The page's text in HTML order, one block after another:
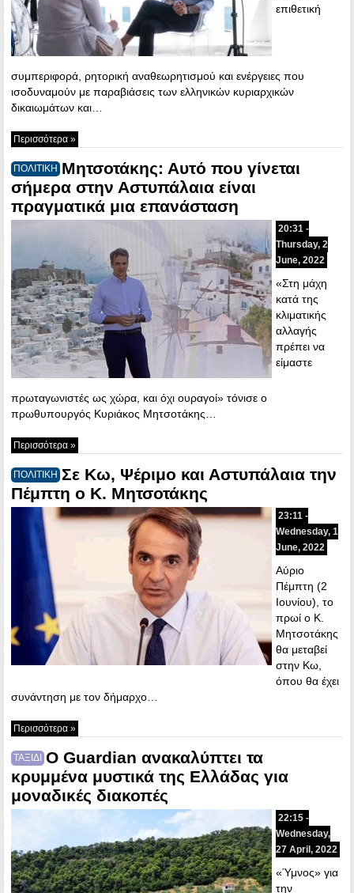
επιθετική
συμπεριφορά, ρητορική αναθεωρητισμού και ενέργειες που
ισοδυναμούν με παραβιάσεις των ελληνικών κυριαρχικών
δικαιωμάτων και…
Περισσότερα »
ΠΟΛΙΤΙΚΗ Μητσοτάκης: Αυτό που γίνεται
σήμερα στην Αστυπάλαια είναι
πραγματικά μια επανάσταση
20:31 -
Thursday, 2
June, 2022
«Στη μάχη
κατά της
κλιματικής
αλλαγής
πρέπει να
είμαστε
πρωταγωνιστές ως χώρα, και όχι ουραγοί» τόνισε ο
πρωθυπουργός Κυριάκος Μητσοτάκης…
Περισσότερα »
ΠΟΛΙΤΙΚΗ Σε Κω, Ψέριμο και Αστυπάλαια την
Πέμπτη ο Κ. Μητσοτάκης
23:11 -
Wednesday, 1
June, 2022
Αύριο
Πέμπτη (2
Ιουνίου), το
πρωί ο Κ.
Μητσοτάκης
θα μεταβεί
στην Κω,
όπου θα έχει
συνάντηση με τον δήμαρχο…
Περισσότερα »
ΤΑΞΙΔΙ Ο Guardian ανακαλύπτει τα
κρυμμένα μυστικά της Ελλάδας για
μοναδικές διακοπές
22:15 -
Wednesday,
27 April, 2022
«Ύμνος» για
την